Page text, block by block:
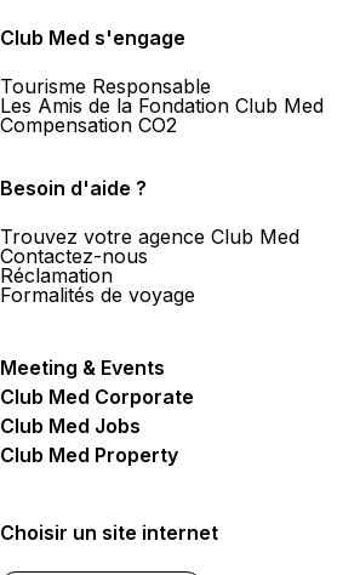
Club Med s'engage
Tourisme Responsable
Les Amis de la Fondation Club Med
Compensation CO2
Besoin d'aide ?
Trouvez votre agence Club Med
Contactez-nous
Réclamation
Formalités de voyage
Meeting & Events
Club Med Corporate
Club Med Jobs
Club Med Property
Choisir un site internet